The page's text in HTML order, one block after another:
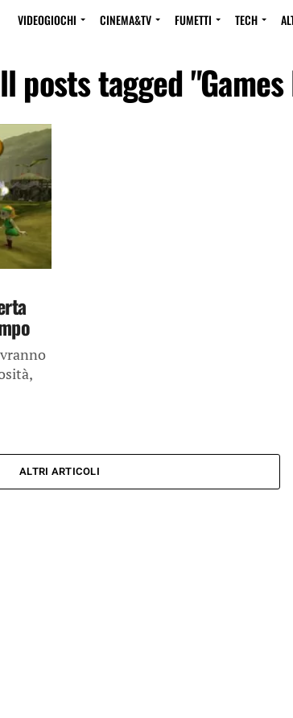
VIDEOGIOCHI CINEMA&TV FUMETTI TECH
posts tagged
ALTRI ARTICOLI